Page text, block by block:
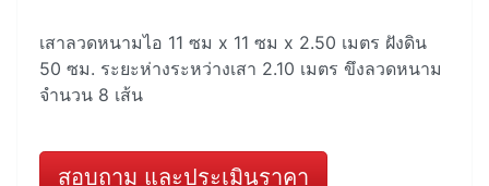
เสาลวดหนามไอ 11 ซม x 11 ซม x 2.50 เมตร ฝังดิน
50 ซม. ระยะห่างระหว่างเสา 2.10 เมตร ขึงลวดหนาม
จำนวน 8 เส้น
สอบถาม และประเมินราคา